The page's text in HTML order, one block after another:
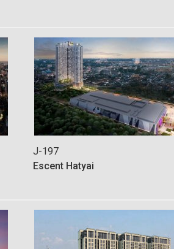
J-197
Escent Hatyai